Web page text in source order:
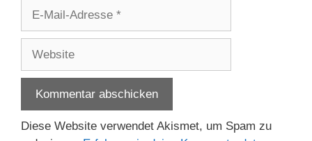
Adresse
Diese Website verwendet Akismet, um Spam zu